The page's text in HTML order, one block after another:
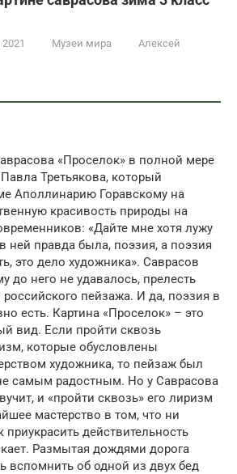
Музеи мира
Алексей
«Проселок» в полной мере
Третьякова, который
Аполлинарию Горавскому на
красивость природы на
«Дайте мне хотя лужу
ней правда была, поэзия, а поэзия
это дело художника». Саврасов
до него не удавалось, прелесть
пейзажа. И да, поэзия в
есть. Картина «Проселок» – это
вид. Если пройти сквозь
которые обусловлены
художника, то пейзаж был
самым радостным. Но у Саврасова
и «пройти сквозь» его лиризм
мастерство в том, что ни
действительность
Размытая дождями дорога
вспомнить об одной из двух бед